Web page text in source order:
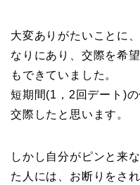
大変ありがたいことに
なりにあり、交際を希
もできていました。
短期間(1，2回デート)
交際したと思います。
しかし自分がピンと来
た人には、お断りをさ